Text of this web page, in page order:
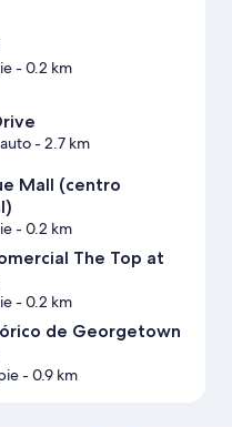
- 0.2 km
- 2.7 km
Mall (centro
- 0.2 km
The Top at
- 0.2 km
de Georgetown
- 0.9 km